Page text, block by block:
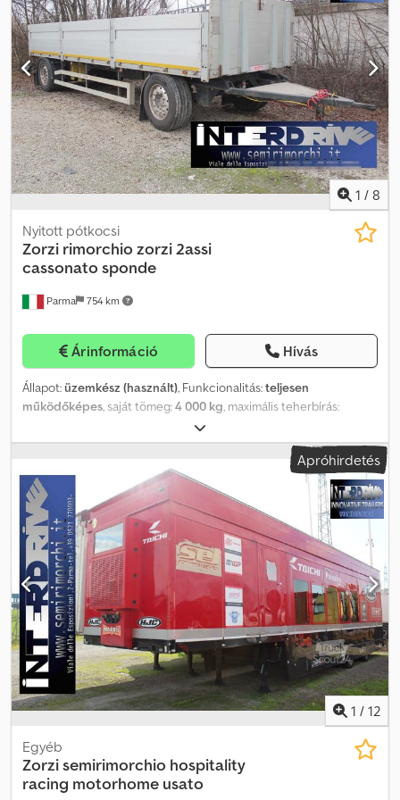
félpótkocsi, 1999-es évjárat, 3 tengely tárcsafékkel, 1. tengely
emelhető és 3. tengely kormányzott, ABS, légrugós felfüggesztés,
13,80 m hosszú, nyeregkapcsoló max. 1,05 m, oldalsó galléros
rögzítők, twistzárak 20 és 30 lábas konténerekhez, INTERDRIVE
SRL-PARMA kereskedőtől. Dkedpjywhdljfx Afqor
1 / 8
Parma 754 km
Nyitott pótkocsi
Zorzi rimorchio zorzi 2assi
cassonato sponde
Árinformáció Hívás
Állapot:üzemkész (használt), Funkcionalitás:teljesen
működőképes, saját tömeg:4 000 kg, maximális teherbírás:
18 000 kg, tengelyelrendezés:
első forgalomba helyezés:05/2013, raktér hossza:7 300 mm,
9 300 mm, teljes
szélesség:
, felfüggesztés:
, abroncs méret:
315.80 r22.5
, szín:ezüst, pótkocsi fék:fékezett pótkocsi, Gyártási
év:2013, Felszereltség:ABS, Zorzi 2 tengelyes használt oldalfalas
platós pótkocsi, tárcsafékkel, légrugós felfüggesztéssel, EBS
rendszerrel, 80 cm magas alumínium oldalfalakkal, amelyek
nyithatók és leszerelhetők, 160 cm magas elülső homlokfallal, 7,30
m hasznos rakfelülettel, könnyűfém felnik, 2013-as évjárat,
műszakilag felülvizsgálva 2026.03.31-ig. INTERDRIVE SRL-PARMA
márkakereskedő. Dkodpsya U U Ijfx Afqjr
Apróhirdetés
1 / 12
Egyéb
Zorzisemirimorchio hospitality
racing motorhome usato